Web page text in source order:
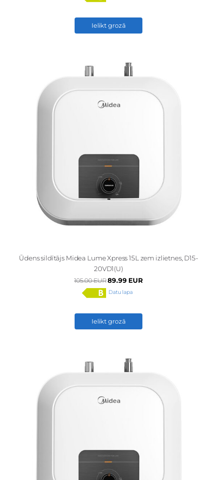
Ielikt grozā
Ūdens sildītājs Midea Lume Xpress 15L zem izlietnes, D15-
20VD1(U)
105.00 EUR89.99 EUR
Datu lapa
Ielikt grozā